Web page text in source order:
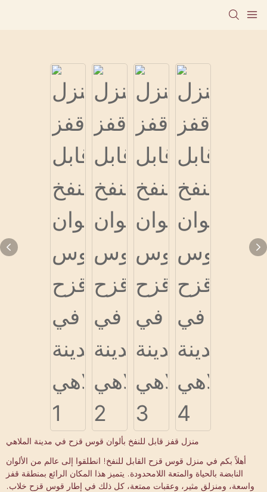
منزل قفز قابل للنفخ بألوان قوس قزح في مدينة الملاهي
أهلاً بكم في منزل قوس قزح القابل للنفخ! انطلقوا إلى عالم من الألوان
النابضة بالحياة والمتعة اللامحدودة. يتميز هذا المكان الرائع بمنطقة قفز
واسعة، ومنزلق مثير، وعقبات ممتعة، كل ذلك في إطار قوس قزح خلاب.